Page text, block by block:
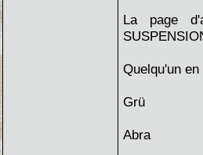
La page
Quelqu'un
Grü
Abra